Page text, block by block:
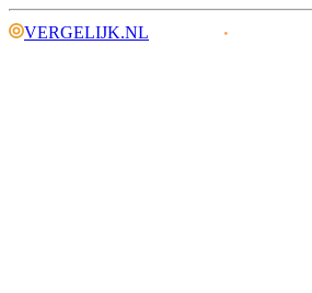
VERGELIJK.NL